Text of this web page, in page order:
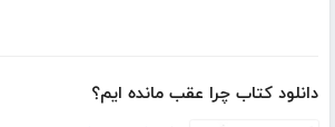
دانلود کتاب چرا عقب مانده ایم؟